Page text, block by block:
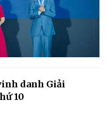
danh Giải
10